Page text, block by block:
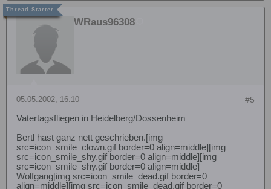
WRaus96308
#5
05.05.2002, 16:10
Vatertagsfliegen in Heidelberg/Dossenheim
Bertl hast ganz nett geschrieben.[img
src=icon_smile_clown.gif border=0 align=middle][img
src=icon_smile_shy.gif border=0 align=middle][img
src=icon_smile_shy.gif border=0 align=middle]
Wolfgang[img src=icon_smile_dead.gif border=0
align=middle][img src=icon_smile_dead.gif border=0